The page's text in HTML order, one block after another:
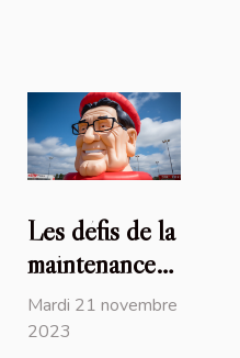
Les défis de la
maintenance
des supports
publicitaires
Mardi 21 novembre
2023